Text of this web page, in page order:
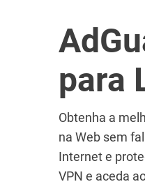
para
Obtenha a
na Web sem
Internet e
VPN e aceda